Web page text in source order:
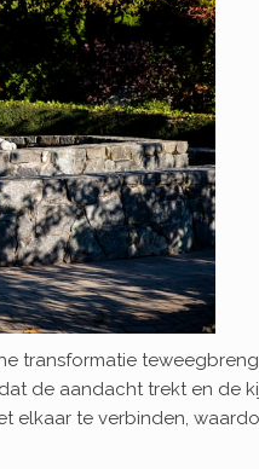
transformatie
de aandacht trekt en de
elkaar te verbinden,